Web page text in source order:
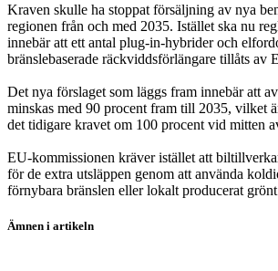
Kraven skulle ha stoppat försäljning av nya
regionen från och med 2035. Istället ska nu
innebär att ett antal plug-in-hybrider och
bränslebaserade räckviddsförlängare tillåts av
Det nya förslaget som läggs fram innebär att
minskas med 90 procent fram till 2035, vilket
det tidigare kravet om 100 procent vid mitten
EU-kommissionen kräver istället att
för de extra utsläppen genom att använda
förnybara bränslen eller lokalt producerat
Ämnen i artikeln